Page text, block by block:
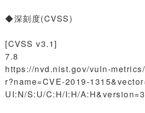
◆深刻度(CVSS)
[CVSS v3.1]
7.8
https://nvd.nist.gov/vuln-
r?name=CVE-2019-
UI:N/S:U/C:H/I:H/